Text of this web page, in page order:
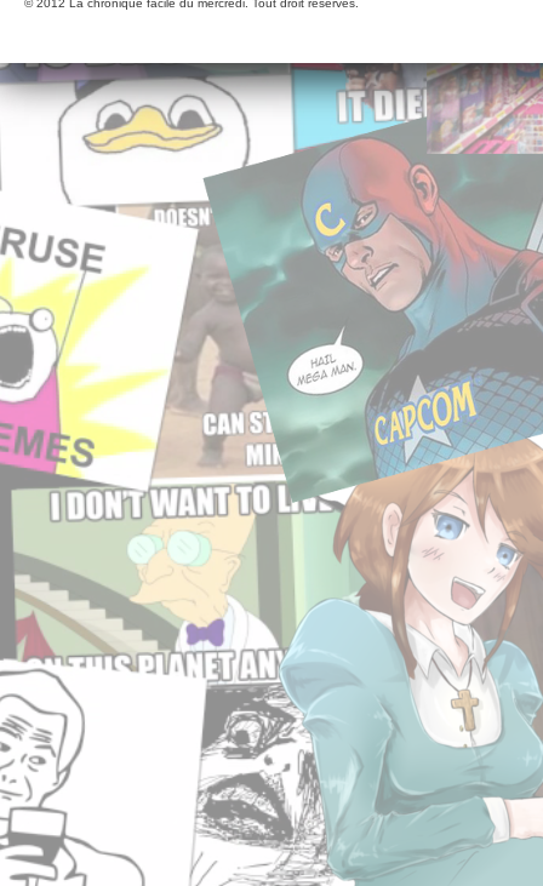
© 2012 La chronique facile du mercredi. Tout droit réservés.